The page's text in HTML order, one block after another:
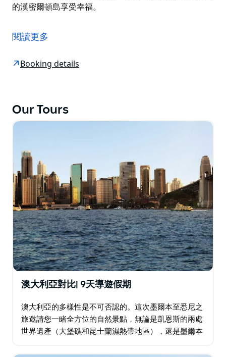
的漢密爾頓島享受幸福。
班到悉尼的澳大利亞東海岸之旅將帶您領略該國一些最具
傳奇色彩的景點。悉尼和布里斯班的內部訪問與戶外探險
的漢密爾頓島享受幸福。
閱讀更多
Booking details
Our Tours
澳大利亞對比| 9天導遊假期
澳大利亞的多樣性是不可否認的。這次墨爾本至悉尼之
旅邀請您一睹全方位的自然景點，無論是凱恩斯的兩處
世界遺產（大堡礁和昆士蘭濕熱帶地區），還是墨爾本
奇蹟悉尼歌劇院。無論您去哪裡探險…